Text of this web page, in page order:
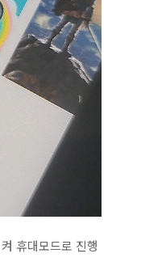
휴대모드로 진행